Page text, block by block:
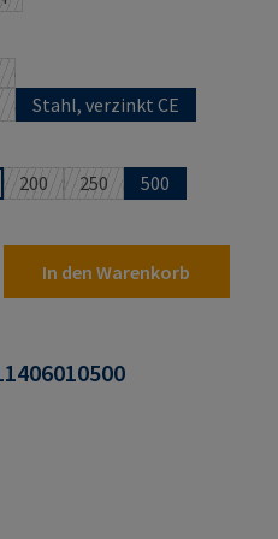
verfügbar.)
nicht verfügbar.)
ist zurzeit nicht verfügbar.)
Option ist zurzeit nicht
zurzeit nicht verfügbar.)
zurzeit nicht verfügbar.)
Stahl, verzinkt CE
verfügbar.)
ist zurzeit nicht verfügbar.)
200(Diese Option ist zurzeit nicht
250(Diese Option ist zurzeit
500
verfügbar.)
zurzeit nicht verfügbar.)
In den Warenkorb